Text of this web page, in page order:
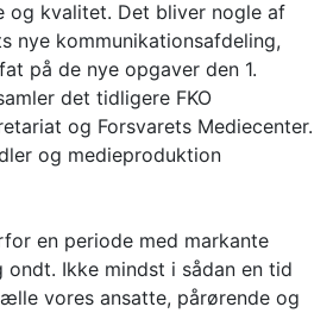
og kvalitet. Det bliver nogle af
nye kommunikationsafdeling,
på de nye opgaver den 1.
det tidligere FKO
og Forsvarets Mediecenter.
og medieproduktion
en periode med markante
Ikke mindst i sådan en tid
vores ansatte, pårørende og